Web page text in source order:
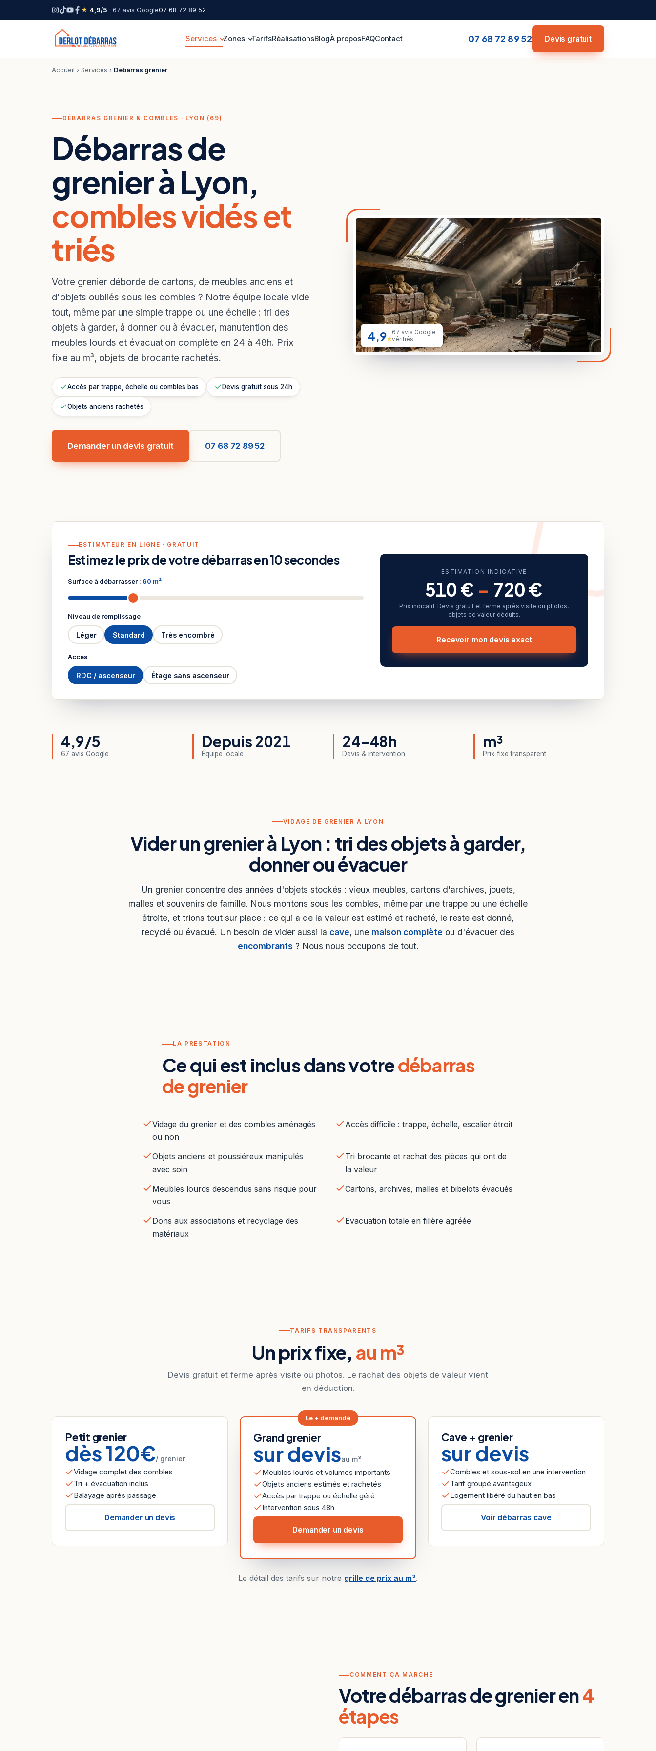
★ 4,9/5 · 67 avis Google07 68 72 89 52
Services Zones TarifsRéalisationsBlogÀ proposFAQContact 07 68 72 89 52 Devis gratuit
Accueil › Services › Débarras grenier
DÉBARRAS GRENIER & COMBLES · LYON (69)
Débarras de
grenier à Lyon,
combles vidés et
triés
Votre grenier déborde de cartons, de meubles anciens et
d'objets oubliés sous les combles ? Notre équipe locale vide
tout, même par une simple trappe ou une échelle : tri des
objets à garder, à donner ou à évacuer, manutention des
meubles lourds et évacuation complète en 24 à 48h. Prix
fixe au m³, objets de brocante rachetés.
Accès par trappe, échelle ou combles bas Devis gratuit sous 24h
Objets anciens rachetés
Demander un devis gratuit 07 68 72 89 52
4,9★
67 avis Google
vérifiés
ESTIMATEUR EN LIGNE · GRATUIT
Estimez le prix de votre débarras en 10 secondes
Surface à débarrasser : 60 m²
Niveau de remplissage
Léger Standard Très encombré
Accès
RDC / ascenseur Étage sans ascenseur
ESTIMATION INDICATIVE
510 € – 720 €
Prix indicatif. Devis gratuit et ferme après visite ou photos,
objets de valeur déduits.
Recevoir mon devis exact
4,9/5
67 avis Google
Depuis 2021
Équipe locale
24-48h
Devis & intervention
m³
Prix fixe transparent
VIDAGE DE GRENIER À LYON
Vider un grenier à Lyon : tri des objets à garder,
donner ou évacuer
Un grenier concentre des années d'objets stockés : vieux meubles, cartons d'archives, jouets,
malles et souvenirs de famille. Nous montons sous les combles, même par une trappe ou une échelle
étroite, et trions tout sur place : ce qui a de la valeur est estimé et racheté, le reste est donné,
recyclé ou évacué. Un besoin de vider aussi la cave, une maison complète ou d'évacuer des
encombrants ? Nous nous occupons de tout.
LA PRESTATION
Ce qui est inclus dans votredébarras
de grenier
Vidage du grenier et des combles aménagés
ou non
Accès difficile : trappe, échelle, escalier étroit
Objets anciens et poussiéreux manipulés
avec soin
Tri brocante et rachat des pièces qui ont de
la valeur
Meubles lourds descendus sans risque pour
vous
Cartons, archives, malles et bibelots évacués
Dons aux associations et recyclage des
matériaux
Évacuation totale en filière agréée
TARIFS TRANSPARENTS
Un prix fixe, au m³
Devis gratuit et ferme après visite ou photos. Le rachat des objets de valeur vient
en déduction.
Petit grenier
dès 120€/ grenier
Vidage complet des combles
Tri + évacuation inclus
Balayage après passage
Demander un devis
Le + demandé
Grand grenier
sur devisau m³
Meubles lourds et volumes importants
Objets anciens estimés et rachetés
Accès par trappe ou échelle géré
Intervention sous 48h
Demander un devis
Cave + grenier
sur devis
Combles et sous-sol en une intervention
Tarif groupé avantageux
Logement libéré du haut en bas
Voir débarras cave
Le détail des tarifs sur notre grille de prix au m³.
COMMENT ÇA MARCHE
Votre débarras de grenier en4
étapes